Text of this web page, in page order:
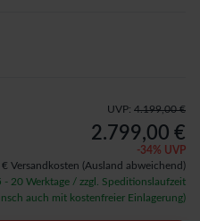
UVP: 4.199,00 €
2.799,00 €
-34% UVP
€ Versandkosten (Ausland abweichend)
- 20 Werktage / zzgl. Speditionslaufzeit
auch mit kostenfreier Einlagerung)